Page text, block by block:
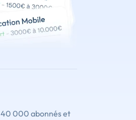
40 000 abonnés et